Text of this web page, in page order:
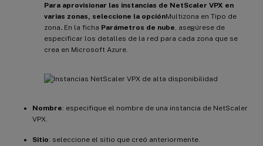
Para aprovisionar las instancias de NetScaler VPX en
varias zonas, seleccione la opciónMultizona en Tipo de
zona. En la ficha Parámetros de nube , asegúrese de
especificar los detalles de la red para cada zona que se
crea en Microsoft Azure.
Nombre: especifique el nombre de una instancia de NetScaler
VPX.
Sitio: seleccione el sitio que creó anteriormente.